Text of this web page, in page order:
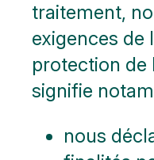
traitement,
exigences de
protection de
signifie
nous